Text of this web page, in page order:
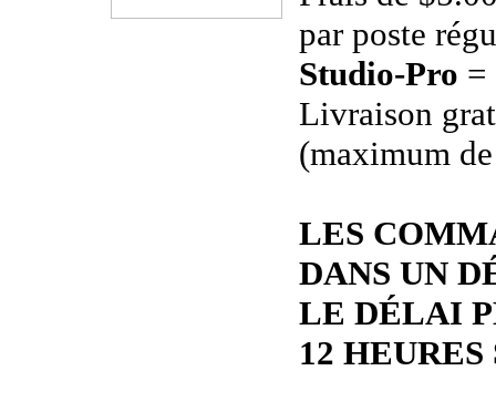
par poste
Studio-Pro =
Livraison
(maximum
LES
DANS UN
LE DÉLAI
12